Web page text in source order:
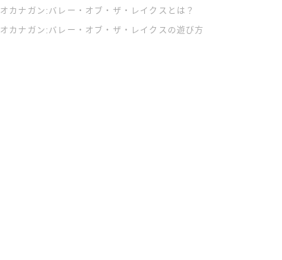
オカナガン:バレー・オブ・ザ・レイクスとは？
オカナガン:バレー・オブ・ザ・レイクスの遊び方